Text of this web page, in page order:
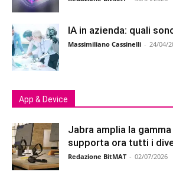
IA in azienda: quali
Massimiliano Cassinelli - 24/04/
App & Device
Jabra amplia la
supporta ora tutti i
Redazione BitMAT - 02/07/2026